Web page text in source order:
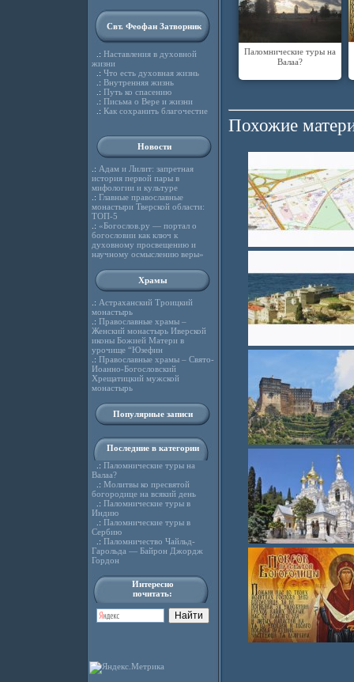
Свт. Феофан Затворник
.: Наставления в духовной
жизни
.: Что есть духовная жизнь
.: Внутренняя жизнь
.: Путь ко спасению
.: Письма о Вере и жизни
.: Как сохранить благочестие
Новости
.: Адам и Лилит: запретная
история первой пары в
мифологии и культуре
.: Главные православные
монастыри Тверской области:
ТОП-5
.: «Богослов.ру — портал о
богословии как ключ к
духовному просвещению и
научному осмыслению веры»
Храмы
.: Астраханский Троицкий
монастырь
.: Православные храмы –
Женский монастырь Иверской
иконы Божией Матери в
урочище “Юзефин
.: Православные храмы – Свято-
Иоанно-Богословский
Хрещатицкий мужской
монастырь
Популярные записи
Последние в категории
.: Паломнические туры на
Валаа?
.: Молитвы ко пресвятой
богородице на всякий день
.: Паломнические туры в
Индию
.: Паломнические туры в
Сербию
.: Паломничество Чайльд-
Гарольда — Байрон Джордж
Гордон
Интересно
почитать:
Паломнические туры на
Валаа?
Похожие